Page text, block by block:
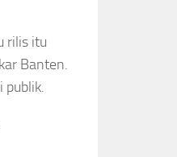
rilis itu
Banten.
publik.